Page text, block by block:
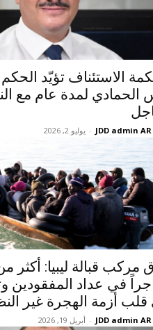
الاستئناف تؤيّد
الحمادي لمدة عام مع
JDD admin AR
- يوليو 2, 2026
في عداد المفقودين
أزمة الهجرة غير
JDD admin AR
- أبريل 19, 2026